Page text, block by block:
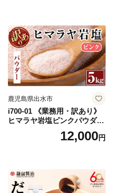
鹿児島県出水市
i700-01 《業務用・訳あり》
ヒマラヤ岩塩ピンクパウダー
タイプ(5kg) 岩塩 塩 調味料
しお 保存料不使用 天然 パウ
ティースマイル】
12,000円